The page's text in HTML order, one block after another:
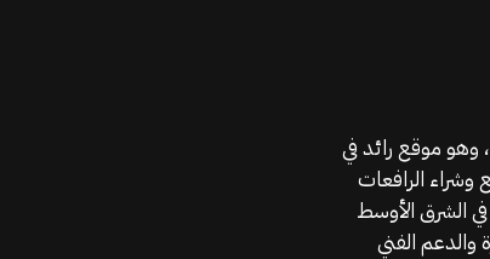
موقع قطع الغيار KGSAN وهو أحد اعمال شركة MAHALLAK، وهو موقع رائد في
وشراء الرافعات
الشرق الأوسط
الفني